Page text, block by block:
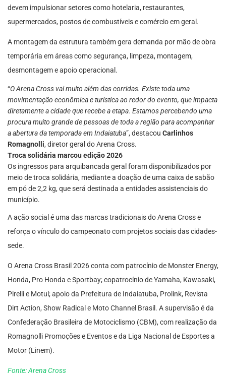
devem impulsionar setores como hotelaria, restaurantes,
supermercados, postos de combustíveis e comércio em geral.
A montagem da estrutura também gera demanda por mão de obra
temporária em áreas como segurança, limpeza, montagem,
desmontagem e apoio operacional.
“O Arena Cross vai muito além das corridas. Existe toda uma
movimentação econômica e turística ao redor do evento, que impacta
diretamente a cidade que recebe a etapa. Estamos percebendo uma
procura muito grande de pessoas de toda a região para acompanhar
a abertura da temporada em Indaiatuba”, destacou Carlinhos
Romagnolli, diretor geral do Arena Cross.
Troca solidária marcou edição 2026
Os ingressos para arquibancada geral foram disponibilizados por
meio de troca solidária, mediante a doação de uma caixa de sabão
em pó de 2,2 kg, que será destinada a entidades assistenciais do
município.
A ação social é uma das marcas tradicionais do Arena Cross e
reforça o vínculo do campeonato com projetos sociais das cidades-
sede.
O Arena Cross Brasil 2026 conta com patrocínio de Monster Energy,
Honda, Pro Honda e Sportbay; copatrocínio de Yamaha, Kawasaki,
Pirelli e Motul; apoio da Prefeitura de Indaiatuba, Prolink, Revista
Dirt Action, Show Radical e Moto Channel Brasil. A supervisão é da
Confederação Brasileira de Motociclismo (CBM), com realização da
Romagnolli Promoções e Eventos e da Liga Nacional de Esportes a
Motor (Linem).
Fonte: Arena Cross